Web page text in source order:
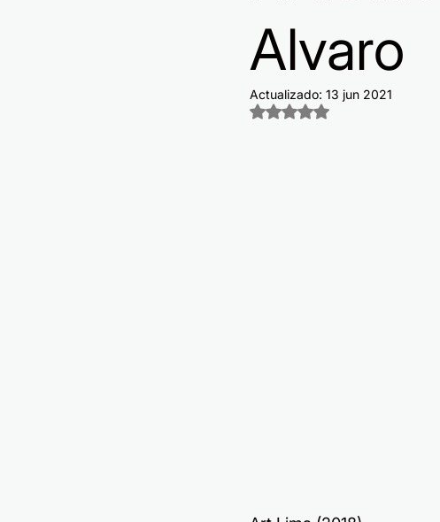
Alvaro
Actualizado: 13 jun 2021
Obtuvo NaN de 5 estrellas.